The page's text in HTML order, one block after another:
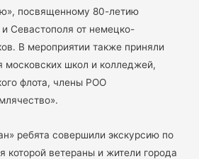
посвященному 80-летию
Севастополя от немецко-
В мероприятии также приняли
школ и колледжей,
флота, члены РОО
ребята совершили экскурсию по
которой ветераны и жители города